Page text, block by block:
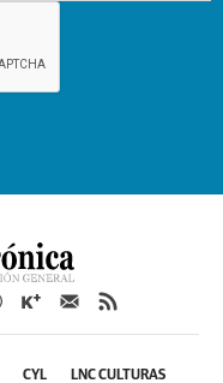
CYL LNC CULTURAS